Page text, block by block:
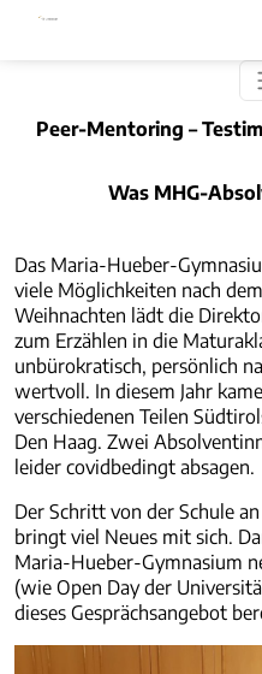
Direkt zum Inhalt
Peer-Mentoring –
Was MHG-
Das Maria-Hueber-
viele Möglichkeiten nach
Weihnachten lädt die
zum Erzählen in die
unbürokratisch, persönlich
wertvoll. In diesem Jahr
verschiedenen Teilen
Den Haag. Zwei
leider covidbedingt absagen.
Der Schritt von der Schule
bringt viel Neues mit sich.
Maria-Hueber-Gymnasium
(wie Open Day der
dieses Gesprächsangebot